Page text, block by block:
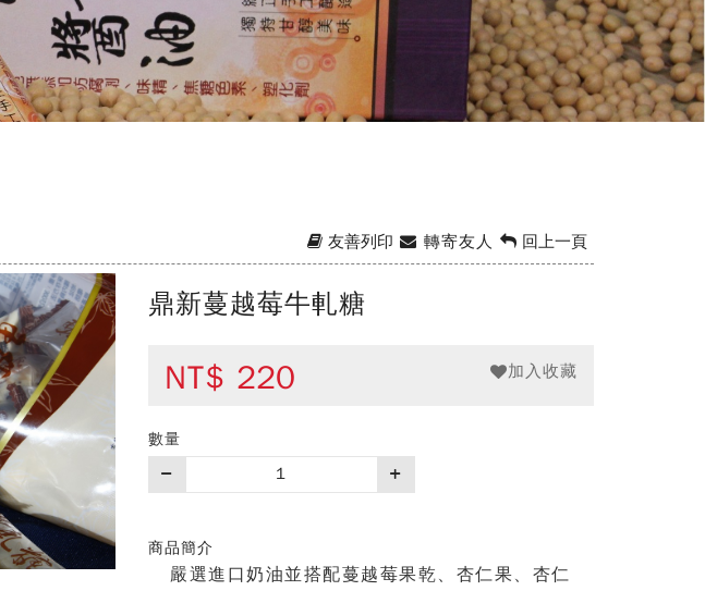
友善列印 轉寄友人 回上一頁
鼎新蔓越莓牛軋糖
NT$ 220 加入收藏
數量
買
量
商品簡介
嚴選進口奶油並搭配蔓越莓果乾、杏仁果、杏仁